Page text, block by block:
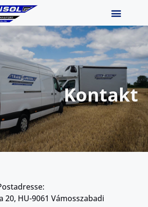
Kontakt
20, HU-9061 Vámosszabadi